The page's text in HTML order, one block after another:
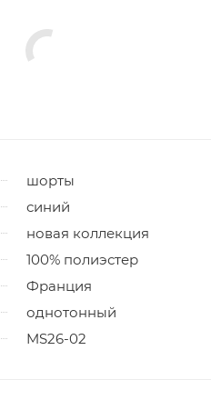
шорты
синий
новая коллекция
100% полиэстер
Франция
однотонный
MS26-02